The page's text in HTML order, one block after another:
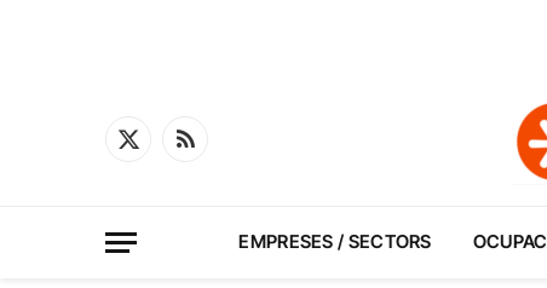
X
RSS
EMPRESES / SECTORS